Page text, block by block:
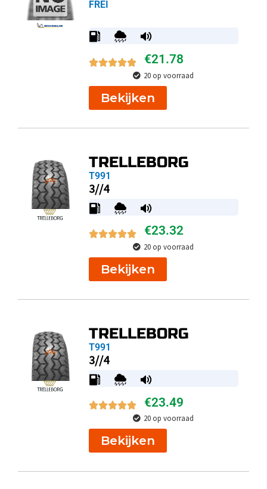
FREI
€21.78
20 op voorraad
Bekijken
TRELLEBORG
T991
3//4
€23.32
20 op voorraad
Bekijken
TRELLEBORG
T991
3//4
€23.49
20 op voorraad
Bekijken